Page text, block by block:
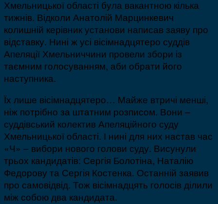
Хмельницької області була вакантною кілька
тижнів. Відколи Анатолій Марцинкевич
колишній керівник установи написав заяву про
відставку. Нині ж усі вісімнадцятеро суддів
Апеляції Хмельниччини провели збори із
таємним голосуванням, аби обрати його
наступника.
Їх лише вісімнадцятеро… Майже втричі менші,
ніж потрібно за штатним розписом. Вони –
суддівський колектив Апеляційного суду
Хмельницької області. І нині для них настав час
«Ч» – вибори нового голови суду. Висунули
трьох кандидатів: Сергія Болотіна, Наталію
Федорову та Сергія Костенка. Останній заявив
про самовідвід. Тож вісімнадцять голосів ділили
між собою два кандидата.